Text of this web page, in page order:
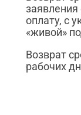
заявления
оплату, с
«живой»
Возврат
рабочих